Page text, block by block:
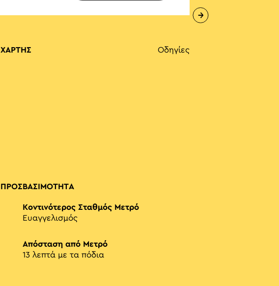
ΧΑΡΤΗΣ Οδηγίες
ΠΡΟΣΒΑΣΙΜΟΤΗΤΑ
Κοντινότερος Σταθμός Μετρό
Ευαγγελισμός
Απόσταση από Μετρό
13 λεπτά με τα πόδια